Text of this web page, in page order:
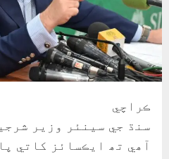
ڪراچي
سنڌ جي سينئر وزير